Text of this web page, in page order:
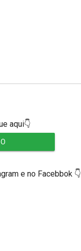
aqui👇
e no Facebbok 👇